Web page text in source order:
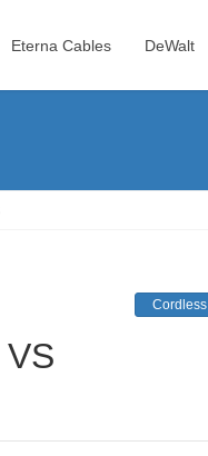
Eterna Cables DeWalt
Cordless